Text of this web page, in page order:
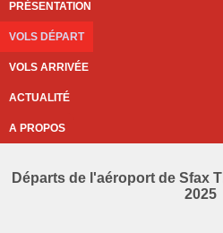
PRÉSENTATION
VOLS DÉPART
VOLS ARRIVÉE
ACTUALITÉ
A PROPOS
Départs de l'aéroport de Sfax
2025